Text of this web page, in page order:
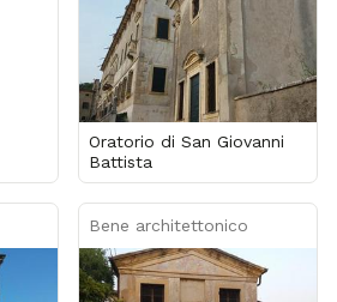
Oratorio di San Giovanni
Battista
Bene architettonico